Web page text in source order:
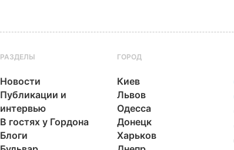
РАЗДЕЛЫ
Новости
Публикации и
интервью
В гостях у Гордона
Блоги
ГОРОД
Киев
Львов
Одесса
Донецк
Харьков